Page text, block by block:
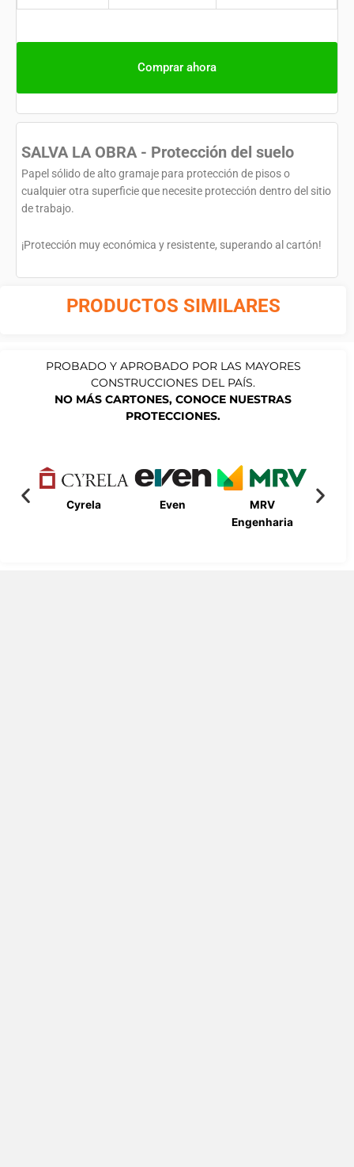
Comprar ahora
SALVA LA OBRA - Protección del suelo
Papel sólido de alto gramaje para protección de pisos o
cualquier otra superficie que necesite protección dentro del sitio
de trabajo.
¡Protección muy económica y resistente, superando al cartón!
PRODUCTOS SIMILARES
PROBADO Y APROBADO POR LAS MAYORES
CONSTRUCCIONES DEL PAÍS.
NO MÁS CARTONES, CONOCE NUESTRAS
PROTECCIONES.
Cyrela Even
MRV
Engenharia